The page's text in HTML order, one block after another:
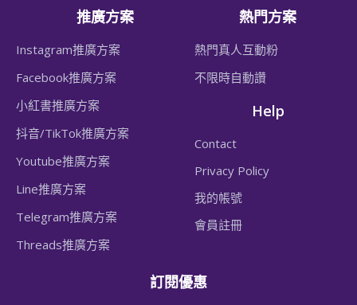
推廣方案
Instagram推廣方案
Facebook推廣方案
小紅書推廣方案
抖音/TikTok推廣方案
Youtube推廣方案
Line推廣方案
Telegram推廣方案
Threads推廣方案
熱門方案
熱門真人互動粉
不限時自動讚
Help
Contact
​Privacy Policy
我的帳號
會員註冊
訂閱優惠